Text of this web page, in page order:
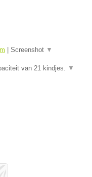
Screenshot ▼
van 21 kindjes. ▼